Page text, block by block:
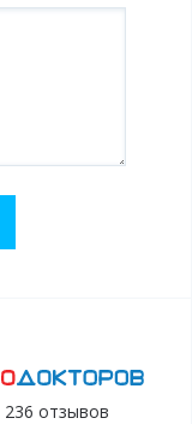
236 отзывов